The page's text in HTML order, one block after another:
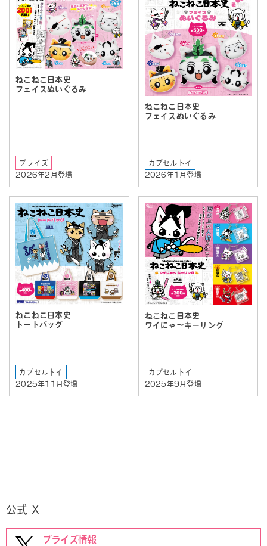
ねこねこ日本史
フェイスぬいぐるみ
プライズ
2026年2月登場
ねこねこ日本史
フェイスぬいぐるみ
カプセルトイ
2026年1月登場
ねこねこ日本史
トートバッグ
カプセルトイ
2025年11月登場
ねこねこ日本史
ワイにゃ〜キーリング
カプセルトイ
2025年9月登場
公式 X
プライズ情報